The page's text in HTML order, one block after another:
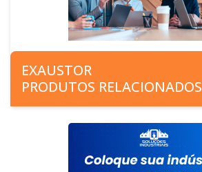
EXAUSTOR
PRODUTOS RELACIONADOS